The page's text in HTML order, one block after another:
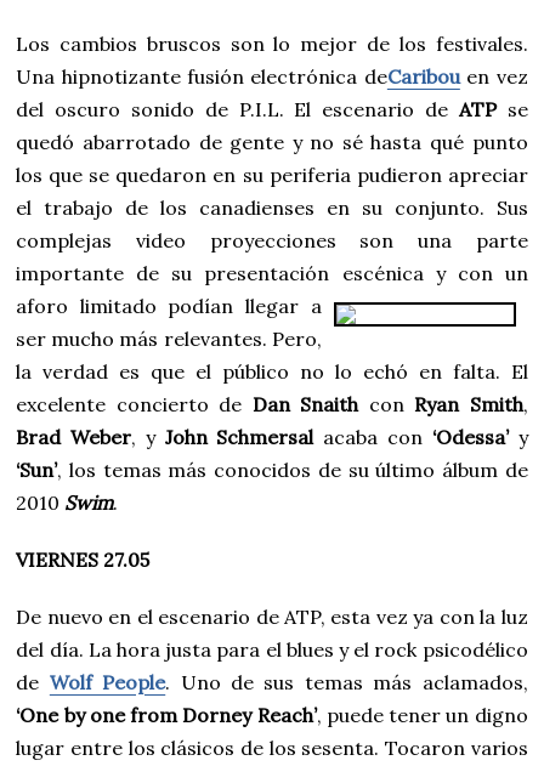
Los cambios bruscos son lo mejor de los festivales.
Una hipnotizante fusión electrónica deCaribouen vez
del oscuro sonido de P.I.L. El escenario de ATPse
quedó abarrotado de gente y no sé hasta qué punto
los que se quedaron en su periferia pudieron apreciar
el trabajo de los canadienses en su conjunto. Sus
complejas video proyecciones son una parte
importante de su presentación escénica ycon un
aforo limitado podían llegar a
ser mucho más relevantes. Pero,
la verdad es que el público no lo echó en falta. El
excelente concierto de Dan Snaith con Ryan Smith,
Brad Weber, y John Schmersal acaba con ‘Odessa’y
‘Sun’, los temas más conocidos de su último álbum de
2010 Swim.
VIERNES 27.05
De nuevo en el escenario de ATP, esta vez ya con la luz
del día. La hora justa para el blues y el rock psicodélico
de Wolf People. Uno de sus temas más aclamados,
‘One by one from Dorney Reach’, puede tener un digno
lugar entre los clásicos de los sesenta. Tocaron varios